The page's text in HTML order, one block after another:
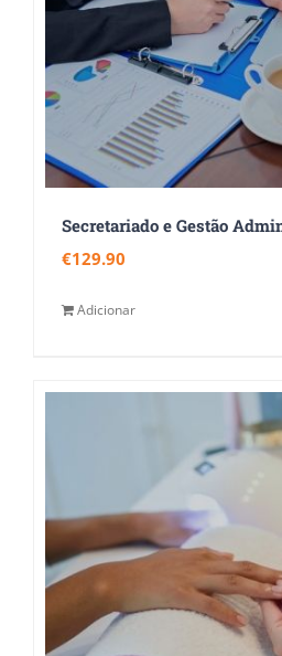
Secretariado e Gestão
€129.90
Adicionar